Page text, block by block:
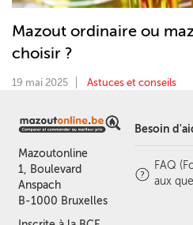
Mazout ordinaire ou
choisir ?
19 mai 2025 Astuces et conseils
Mazoutonline
1, Boulevard
Anspach
B-1000 Bruxelles
Besoin
FAQ
aux